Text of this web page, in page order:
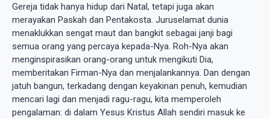
Gereja tidak hanya hidup dari Natal, tetapi juga akan
merayakan Paskah dan Pentakosta. Juruselamat dunia
menaklukkan sengat maut dan bangkit sebagai janji bagi
semua orang yang percaya kepada-Nya. Roh-Nya akan
menginspirasikan orang-orang untuk mengikuti Dia,
memberitakan Firman-Nya dan menjalankannya. Dan dengan
jatuh bangun, terkadang dengan keyakinan penuh, kemudian
mencari lagi dan menjadi ragu-ragu, kita memperoleh
pengalaman: di dalam Yesus Kristus Allah sendiri masuk ke